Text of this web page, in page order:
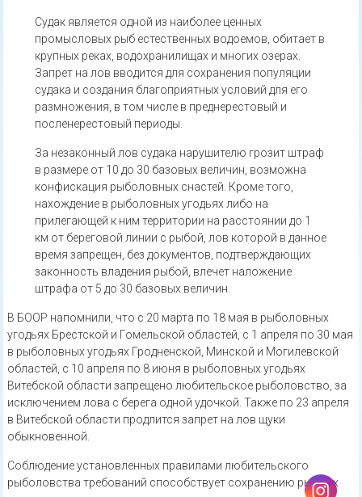
Судак является одной из наиболее ценных
промысловых рыб естественных водоемов, обитает в
крупных реках, водохранилищах и многих озерах.
Запрет на лов вводится для сохранения популяции
судака и создания благоприятных условий для его
размножения, в том числе в преднерестовый и
посленерестовый периоды.
За незаконный лов судака нарушителю грозит штраф
в размере от 10 до 30 базовых величин, возможна
конфискация рыболовных снастей. Кроме того,
нахождение в рыболовных угодьях либо на
прилегающей к ним территории на расстоянии до 1
км от береговой линии с рыбой, лов которой в данное
время запрещен, без документов, подтверждающих
законность владения рыбой, влечет наложение
штрафа от 5 до 30 базовых величин.
В БООР напомнили, что с 20 марта по 18 мая в рыболовных
угодьях Брестской и Гомельской областей, с 1 апреля по 30 мая
в рыболовных угодьях Гродненской, Минской и Могилевской
областей, с 10 апреля по 8 июня в рыболовных угодьях
Витебской области запрещено любительское рыболовство, за
исключением лова с берега одной удочкой. Также по 23 апреля
в Витебской области продлится запрет на лов щуки
обыкновенной.
Соблюдение установленных правилами любительского
рыболовства требований способствует сохранению рыбных